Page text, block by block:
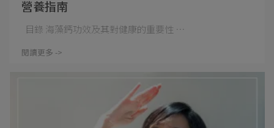
營養指南
目錄 海藻鈣功效及其對健康的重要性 ⋯
閱讀更多 ->